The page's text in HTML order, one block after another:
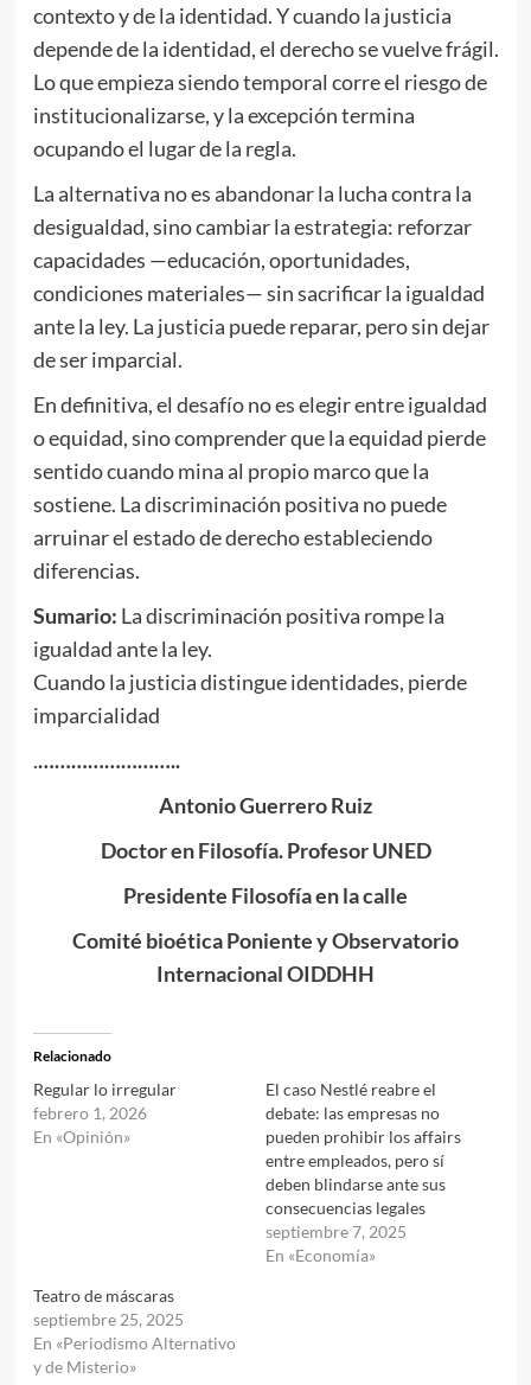
contexto y de la identidad. Y cuando la justicia
depende de la identidad, el derecho se vuelve frágil.
Lo que empieza siendo temporal corre el riesgo de
institucionalizarse, y la excepción termina
ocupando el lugar de la regla.
La alternativa no es abandonar la lucha contra la
desigualdad, sino cambiar la estrategia: reforzar
capacidades —educación, oportunidades,
condiciones materiales— sin sacrificar la igualdad
ante la ley. La justicia puede reparar, pero sin dejar
de ser imparcial.
En definitiva, el desafío no es elegir entre igualdad
o equidad, sino comprender que la equidad pierde
sentido cuando mina al propio marco que la
sostiene. La discriminación positiva no puede
arruinar el estado de derecho estableciendo
diferencias.
Sumario: La discriminación positiva rompe la
igualdad ante la ley.
Cuando la justicia distingue identidades, pierde
imparcialidad
.……………………..
Antonio Guerrero Ruiz
Doctor en Filosofía. Profesor UNED
Presidente Filosofía en la calle
Comité bioética Poniente y Observatorio
Internacional OIDDHH
Relacionado
Regular lo irregular
febrero 1, 2026
En «Opinión»
El caso Nestlé reabre el
debate: las empresas no
pueden prohibir los affairs
entre empleados, pero sí
deben blindarse ante sus
consecuencias legales
septiembre 7, 2025
En «Economía»
Teatro de máscaras
septiembre 25, 2025
En «Periodismo Alternativo
y de Misterio»